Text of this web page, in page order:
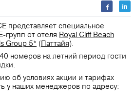
представляет специальное
групп от отеля Royal Cliff Beach
Group 5* (Паттайя).
номеров на летний период гости
об условиях акции и тарифах
у наших менеджеров по адресу: